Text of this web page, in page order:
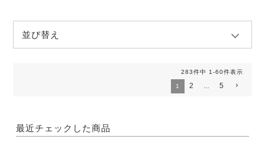
並び替え
283件中 1-60件表示
1 2 … 5
最近チェックした商品